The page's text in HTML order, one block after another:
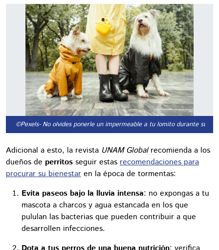
©Pexels- No olvides ponerle un impermeable a tu lomito durante sus
Adicional a esto, la revista UNAM Globalrecomienda a los
dueños de perritos seguir estas recomendaciones para
procurar su bienestar en la época de tormentas:
Evita paseos bajo la lluvia intensa: no expongas a tu
mascota a charcos y agua estancada en los que
pululan las bacterias que pueden contribuir a que
desarrollen infecciones.